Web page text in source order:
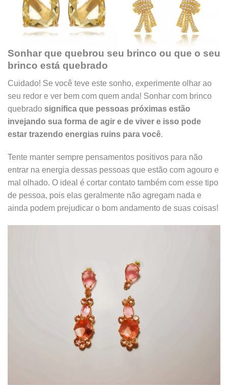
Sonhar que quebrou seu brinco ou que o seu
brinco está quebrado
Cuidado! Se você teve este sonho, experimente olhar ao
seu redor e ver bem com quem anda! Sonhar com brinco
quebrado significa que pessoas próximas estão
invejando sua forma de agir e de viver e isso pode
estar trazendo energias ruins para você.
Tente manter sempre pensamentos positivos para não
entrar na energia dessas pessoas que estão com agouro e
mal olhado. O ideal é cortar contato também com esse tipo
de pessoa, pois elas geralmente não agregam nada e
ainda podem prejudicar o bom andamento de suas coisas!